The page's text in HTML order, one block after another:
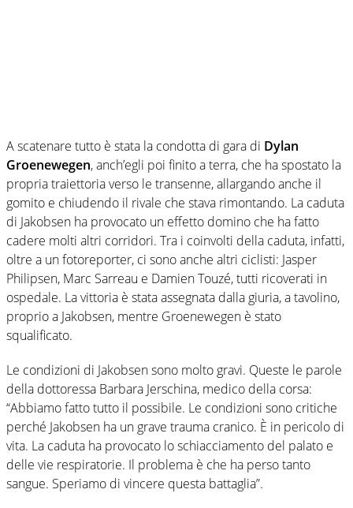
A scatenare tutto è stata la condotta di gara di Dylan
Groenewegen, anch’egli poi finito a terra, che ha spostato la
propria traiettoria verso le transenne, allargando anche il
gomito e chiudendo il rivale che stava rimontando. La caduta
di Jakobsen ha provocato un effetto domino che ha fatto
cadere molti altri corridori. Tra i coinvolti della caduta, infatti,
oltre a un fotoreporter, ci sono anche altri ciclisti: Jasper
Philipsen, Marc Sarreau e Damien Touzé, tutti ricoverati in
ospedale. La vittoria è stata assegnata dalla giuria, a tavolino,
proprio a Jakobsen, mentre Groenewegen è stato
squalificato.
Le condizioni di Jakobsen sono molto gravi. Queste le parole
della dottoressa Barbara Jerschina, medico della corsa:
“Abbiamo fatto tutto il possibile. Le condizioni sono critiche
perché Jakobsen ha un grave trauma cranico. È in pericolo di
vita. La caduta ha provocato lo schiacciamento del palato e
delle vie respiratorie. Il problema è che ha perso tanto
sangue. Speriamo di vincere questa battaglia”.